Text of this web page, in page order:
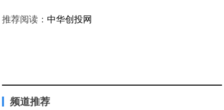
推荐阅读： 中华创投网
频道推荐